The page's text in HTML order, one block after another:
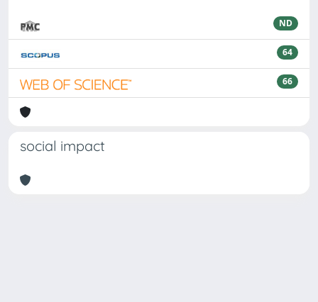
ND
64
66
social impact